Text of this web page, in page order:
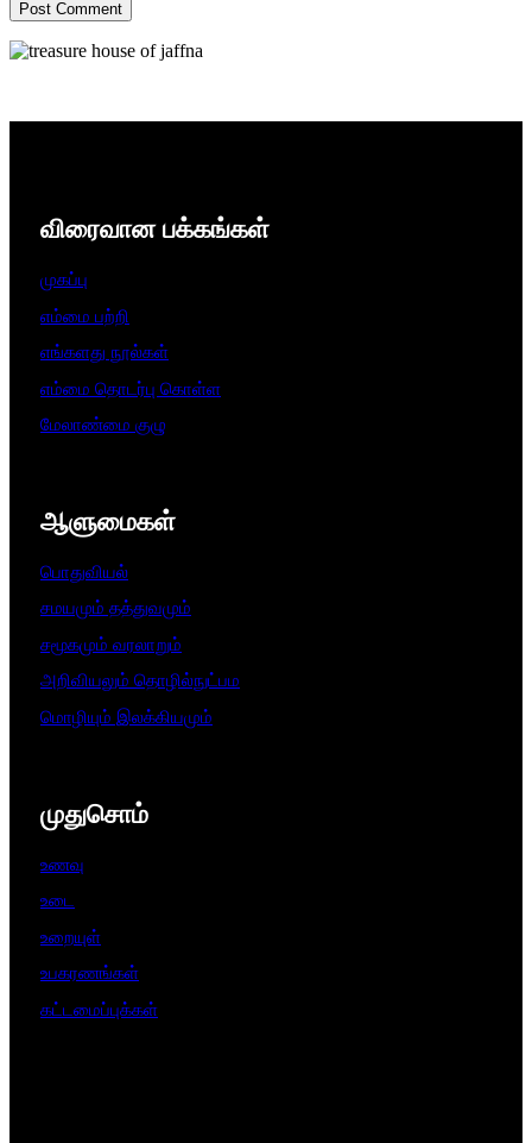
விரைவான பக்கங்கள்
முகப்பு
எம்மை பற்றி
எங்களது நூல்கள்
எம்மை தொடர்பு கொள்ள
மேலாண்மை குழு
ஆளுமைகள்​
பொதுவியல்
சமயமும் தத்துவமும்
சமூகமும் வரலாறும்
அறிவியலும் தொழில்நுட்பம
மொழியும் இலக்கியமும்
முதுசொம்
உணவு
உடை
உறையுள்
உபகரணங்கள்
கட்டமைப்புக்கள்